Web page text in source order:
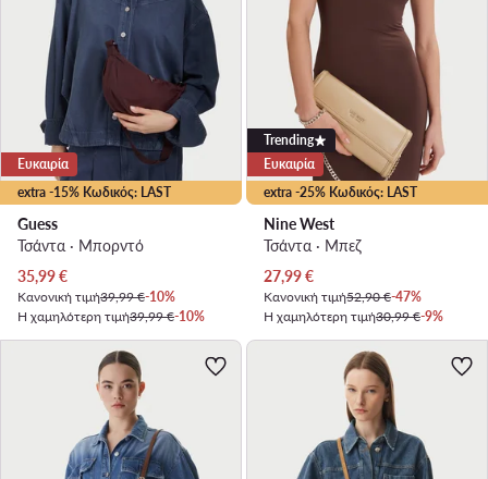
extra -15% Κωδικός: LAST
Ευκαιρία
Guess
Τσάντα · Μπορντό
Τρέχουσα τιμή
35,99€
Κανονική τιμή39,99 €-10%
Η χαμηλότερη τιμή39,99 €-10%
extra -25% Κωδικός: LAST
Trending
Ευκαιρία
Nine West
Τσάντα · Μπεζ
Τρέχουσα τιμή
27,99€
Κανονική τιμή52,90 €-47%
Η χαμηλότερη τιμή30,99 €-9%